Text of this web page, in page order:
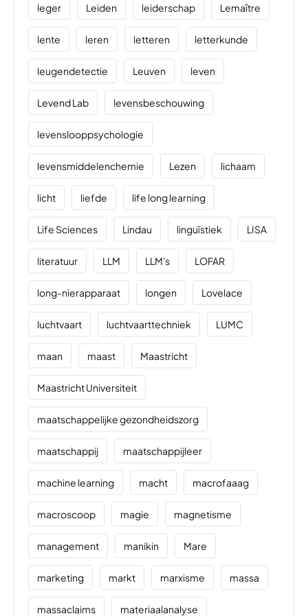
leger Leiden leiderschap Lemaître
lente leren letteren letterkunde
leugendetectie Leuven leven
Levend Lab levensbeschouwing
levenslooppsychologie
levensmiddelenchemie Lezen lichaam
licht liefde life long learning
Life Sciences Lindau linguïstiek LISA
literatuur LLM LLM's LOFAR
long-nierapparaat longen Lovelace
luchtvaart luchtvaarttechniek LUMC
maan maast Maastricht
Maastricht Universiteit
maatschappelijke gezondheidszorg
maatschappij maatschappijleer
machine learning macht macrofaaag
macroscoop magie magnetisme
management manikin Mare
marketing markt marxisme massa
massaclaims materiaalanalyse